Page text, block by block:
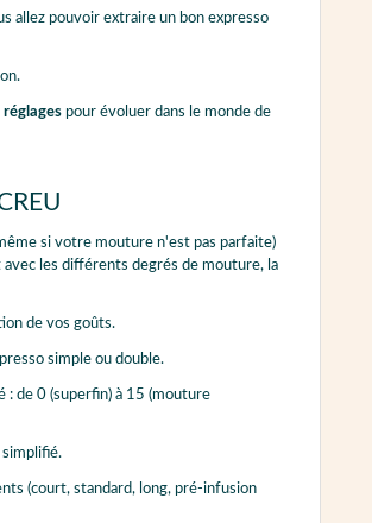
allez pouvoir extraire un bon expresso
réglagespour évoluer dans le monde de
si votre mouture n'est pas parfaite)
les différents degrés de mouture, la
de vos goûts.
simple ou double.
: de 0 (superfin) à 15 (mouture
(court, standard, long, pré-infusion